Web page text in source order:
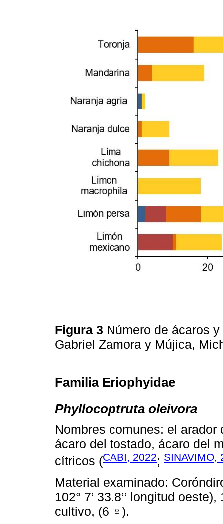
Figura 3 Número de ácaros
Gabriel Zamora y Mújica,
Familia Eriophyidae
Phyllocoptruta oleivora
Nombres comunes: el
ácaro del tostado, ácaro del
cítricos (CABI, 2022; SINAVIMO,
Material examinado:
102° 7’ 33.8’’ longitud
cultivo, (6 ♀).